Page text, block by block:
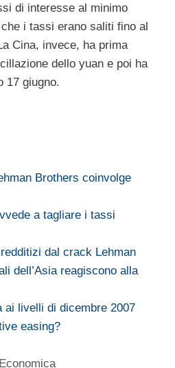
di interesse al minimo
i tassi erano saliti fino al
Cina, invece, ha prima
dello yuan e poi ha
17 giugno.
Brothers coinvolge
a tagliare i tassi
dal crack Lehman
dell’Asia reagiscono alla
ai livelli di dicembre 2007
easing?